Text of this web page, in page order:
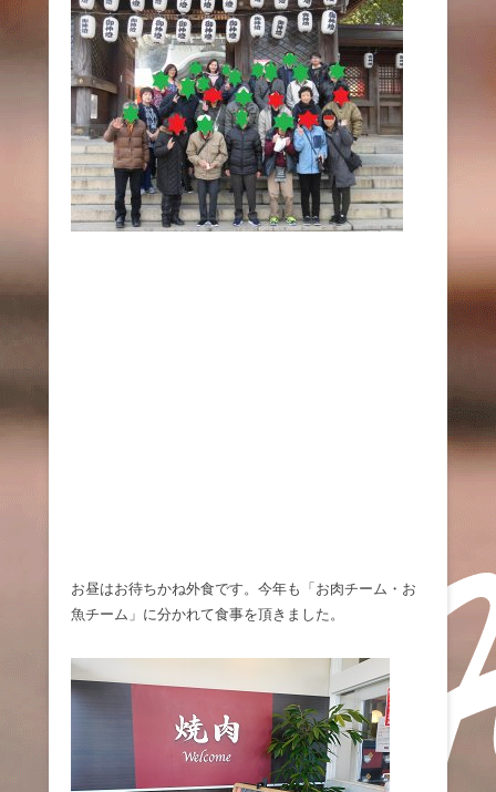
お昼はお待ちかね外食です。今年も「お肉チーム・お
魚チーム」に分かれて食事を頂きました。